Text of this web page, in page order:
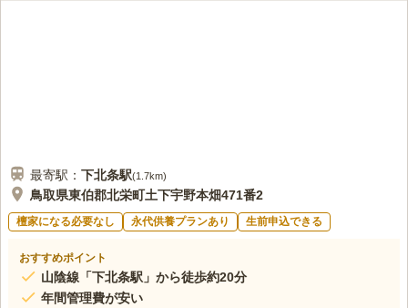
最寄駅： 下北条駅(1.7km)
鳥取県東伯郡北栄町土下宇野本畑471番2
檀家になる必要なし 永代供養プランあり 生前申込できる
おすすめポイント
山陰線「下北条駅」から徒歩約20分
年間管理費が安い